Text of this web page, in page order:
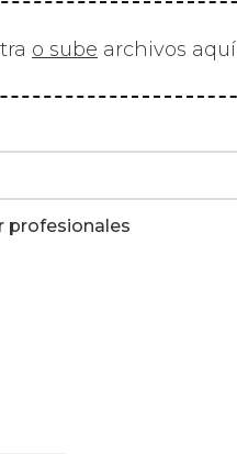
o sube archivos aquí
profesionales